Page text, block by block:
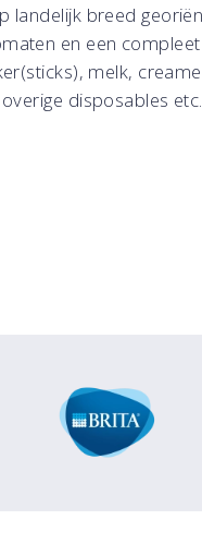
landelijk breed
en een
melk,
disposables etc.